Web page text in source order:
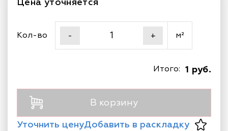
Кол-во - + м²
1 руб.
Итого:
В корзину
Уточнить ценуДобавить в раскладку